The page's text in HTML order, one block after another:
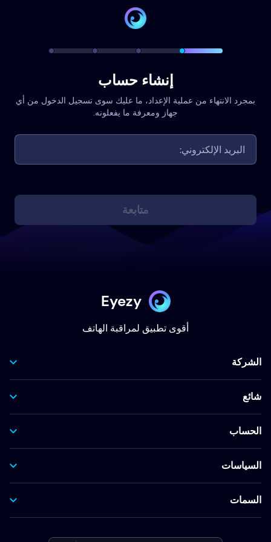
إنشاء حساب
بمجرد الانتهاء من عملية الإعداد، ما عليك سوى تسجيل الدخول من أي
جهاز ومعرفة ما يفعلونه.
متابعة
Eyezy
أقوى تطبيق لمراقبة الهاتف
الشركة
شائع
الحساب
السياسات
السمات